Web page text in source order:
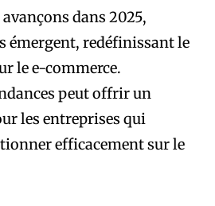
dans 2025,
émergent, redéfinissant le
le e-commerce.
peut offrir un
les entreprises qui
efficacement sur le